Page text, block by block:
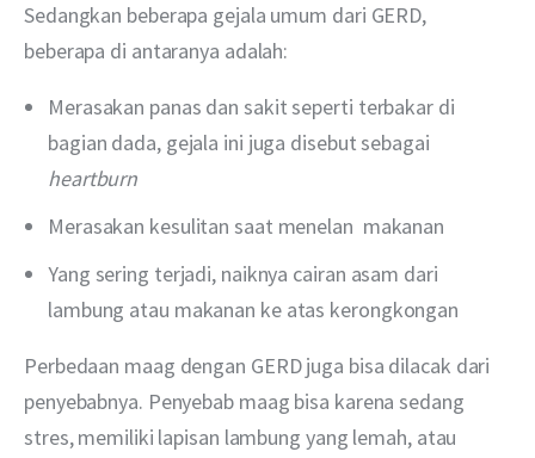
Sedangkan beberapa gejala umum dari GERD,
beberapa di antaranya adalah:
Merasakan panas dan sakit seperti terbakar di
bagian dada, gejala ini juga disebut sebagai
heartburn
Merasakan kesulitan saat menelan makanan
Yang sering terjadi, naiknya cairan asam dari
lambung atau makanan ke atas kerongkongan
Perbedaan maag dengan GERD juga bisa dilacak dari
penyebabnya. Penyebab maag bisa karena sedang
stres, memiliki lapisan lambung yang lemah, atau